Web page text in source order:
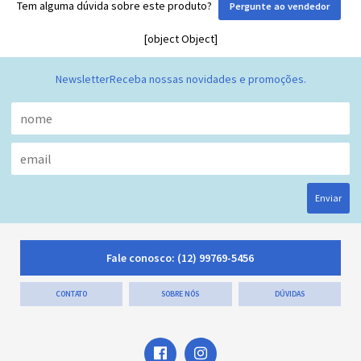
Tem alguma dúvida sobre este produto? Pergunte ao vendedor
[object Object]
NewsletterReceba nossas novidades e promoções.
Enviar
Fale conosco: (12) 99769-5456
CONTATO SOBRE NÓS DÚVIDAS